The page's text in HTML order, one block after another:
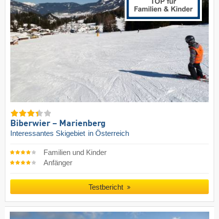
Biberwier – Marienberg
Interessantes Skigebiet in Österreich
Familien und Kinder
Anfänger
Testbericht